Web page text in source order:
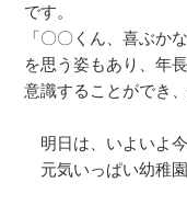
です。
「〇〇くん、喜ぶか
を思う姿もあり、年
意識することができ
明日は、いよいよ今
元気いっぱい幼稚園